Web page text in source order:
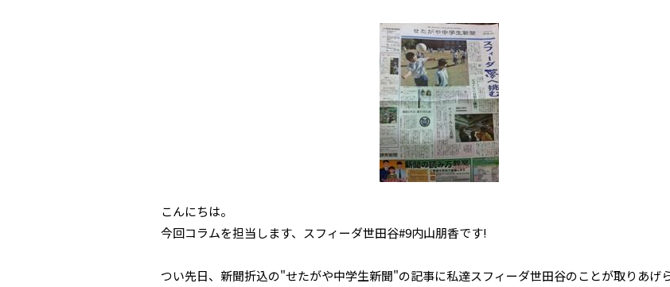
こんにちは。
今回コラムを担当します、スフィーダ世田谷#9内山朋香です!
つい先日、新聞折込の"せたがや中学生新聞"の記事に私達スフィーダ世田谷のことが取りあげ